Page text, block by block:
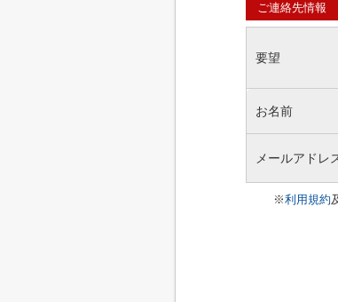
ご連絡先情報
要望
お名前
メールアドレ
※利用規約